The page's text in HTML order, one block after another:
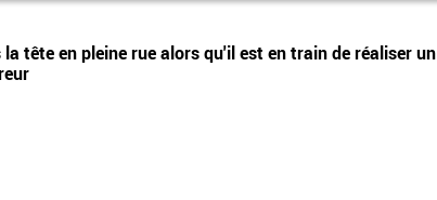
tête en pleine rue alors qu'il est en train de réaliser un